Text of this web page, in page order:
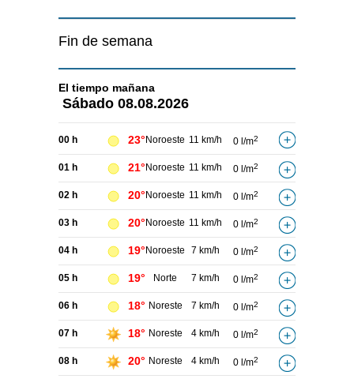
Fin de semana
El tiempo mañana
Sábado 08.08.2026
00 h 23° Noroeste 11 km/h 0 l/m2
01 h 21° Noroeste 11 km/h 0 l/m2
02 h 20° Noroeste 11 km/h 0 l/m2
03 h 20° Noroeste 11 km/h 0 l/m2
04 h 19° Noroeste 7 km/h 0 l/m2
05 h 19° Norte 7 km/h 0 l/m2
06 h 18° Noreste 7 km/h 0 l/m2
07 h 18° Noreste 4 km/h 0 l/m2
08 h 20° Noreste 4 km/h 0 l/m2